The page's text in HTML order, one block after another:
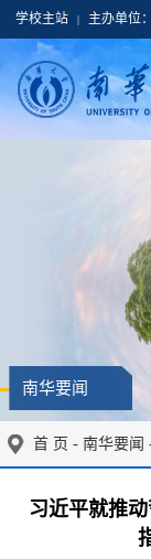
学校主站 | 主办单位
南华要闻
首 页 - 南华要闻
习近平就推